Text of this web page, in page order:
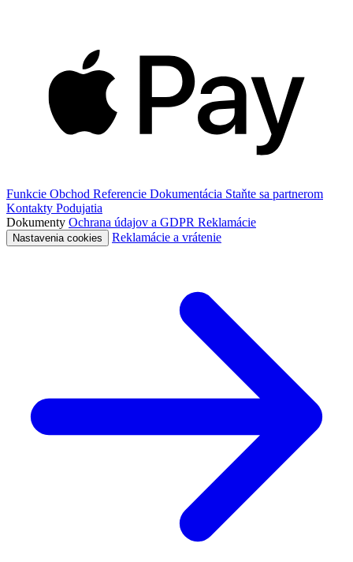
Funkcie Obchod Referencie Dokumentácia Staňte sa partnerom
Kontakty Podujatia
Dokumenty Ochrana údajov a GDPR Reklamácie
Nastavenia cookies Reklamácie a vrátenie